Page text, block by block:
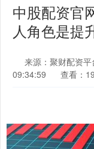
中股配资官
人角色是提
来源：聚财配资平
09:34:59
查看：